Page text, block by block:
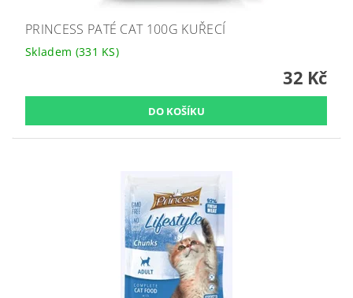
PRINCESS PATÉ CAT 100G KUŘECÍ
Skladem (331 KS)
32 Kč